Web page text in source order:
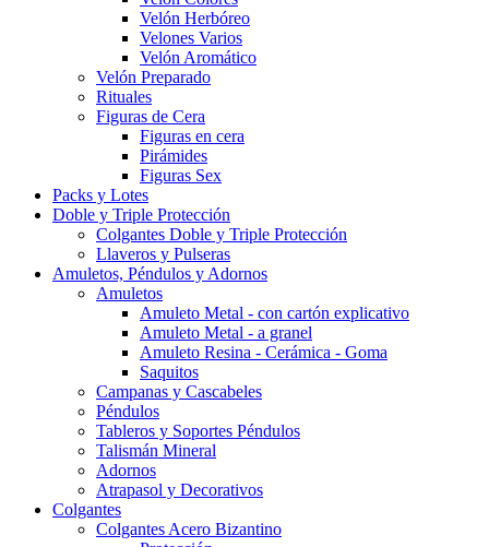
Velón Herbóreo
Velones Varios
Velón Aromático
Velón Preparado
Rituales
Figuras de Cera
Figuras en cera
Pirámides
Figuras Sex
Packs y Lotes
Doble y Triple Protección
Colgantes Doble y Triple Protección
Llaveros y Pulseras
Amuletos, Péndulos y Adornos
Amuletos
Amuleto Metal - con cartón explicativo
Amuleto Metal - a granel
Amuleto Resina - Cerámica - Goma
Saquitos
Campanas y Cascabeles
Péndulos
Tableros y Soportes Péndulos
Talismán Mineral
Adornos
Atrapasol y Decorativos
Colgantes
Colgantes Acero Bizantino